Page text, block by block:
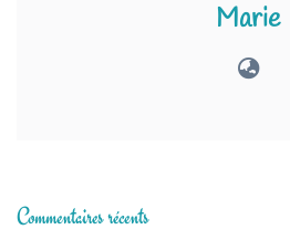
Marie
Commentaires récents